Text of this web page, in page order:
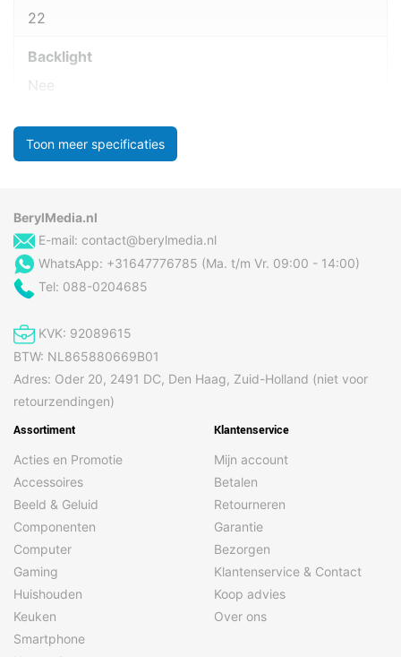
22
Backlight
Nee
Toon meer specificaties
BerylMedia.nl
E-mail: contact@berylmedia.nl
WhatsApp: +31647776785 (Ma. t/m Vr. 09:00 - 14:00)
Tel: 088-0204685
KVK: 92089615
BTW: NL865880669B01
Adres: Oder 20, 2491 DC, Den Haag, Zuid-Holland (niet voor
retourzendingen)
Assortiment
Acties en Promotie
Accessoires
Beeld & Geluid
Componenten
Computer
Gaming
Huishouden
Keuken
Smartphone
Klantenservice
Mijn account
Betalen
Retourneren
Garantie
Bezorgen
Klantenservice & Contact
Koop advies
Over ons